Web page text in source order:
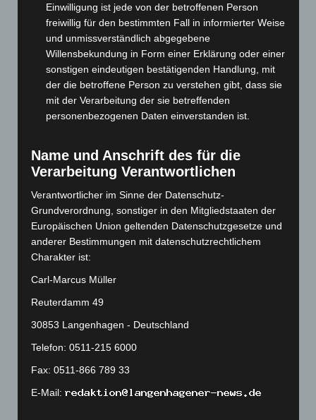
März 2024(103)
Februar 2024(103)
Januar 2024(111)
Dezember 2023(130)
November 2023(130)
Oktober 2023(114)
August 2023(134)
Juni 2023
(142)
Mai 2023(139)
April 2023(155)
Januar 2023(140)
Dezember 2022(130)
November 2022(167)
Oktober 2022(166)
September 2022(205)
Einwilligung ist jede von der betroffenen Person
freiwillig für den bestimmten Fall in informierter Weise
und unmissverständlich abgegebene
Willensbekundung in Form einer Erklärung oder einer
sonstigen eindeutigen bestätigenden Handlung, mit
der die betroffene Person zu verstehen gibt, dass sie
mit der Verarbeitung der sie betreffenden
personenbezogenen Daten einverstanden ist.
Name und Anschrift des für die
Verarbeitung Verantwortlichen
Verantwortlicher im Sinne der Datenschutz-
Grundverordnung, sonstiger in den Mitgliedstaaten der
Europäischen Union geltenden Datenschutzgesetze und
anderer Bestimmungen mit datenschutzrechtlichem
Charakter ist:
Carl-Marcus Müller
Reuterdamm 49
30853 Langenhagen - Deutschland
Telefon: 0511-215 6000
Fax: 0511-866 789 33
E-Mail: